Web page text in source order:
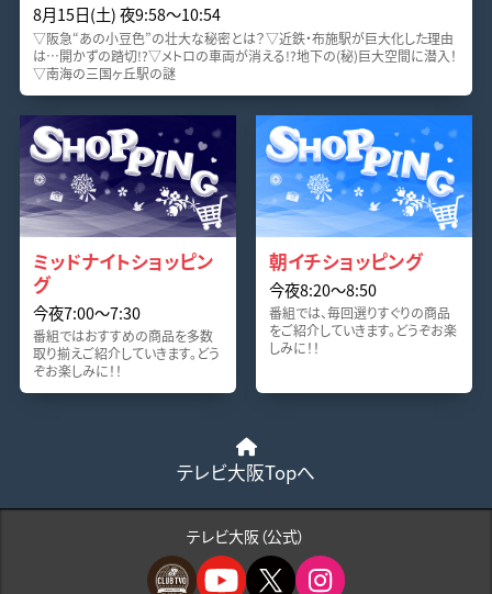
8月15日(土) 夜9:58〜10:54
▽阪急“あの小豆色”の壮大な秘密とは？▽近鉄・布施駅が巨大化した理由
は…開かずの踏切!?▽メトロの車両が消える!?地下の(秘)巨大空間に潜入！
▽南海の三国ヶ丘駅の謎
ミッドナイトショッピン
グ
今夜7:00〜7:30
番組ではおすすめの商品を多数
取り揃えご紹介していきます。どう
ぞお楽しみに！！
朝イチショッピング
今夜8:20〜8:50
番組では、毎回選りすぐりの商品
をご紹介していきます。どうぞお楽
しみに！！
テレビ大阪Topへ
テレビ大阪（公式）